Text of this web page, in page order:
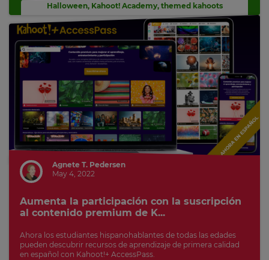
Halloween, Kahoot! Academy, themed kahoots
Agnete T. Pedersen
May 4, 2022
Aumenta la participación con la suscripción
al contenido premium de K...
Ahora los estudiantes hispanohablantes de todas las edades
pueden descubrir recursos de aprendizaje de primera calidad
en español con Kahoot!+ AccessPass.